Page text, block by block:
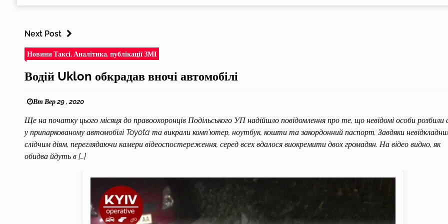
Next Post
Новини Таксі, Аналітика, публікації ЗМІ
Водій Uklon обкрадав вночі автомобілі
Вт Вер 29 , 2020
Ще на початку цього місяця до правоохоронців Подільського УП надійшло повідомлення про те, що невідомі особи розбили
у припаркованому автомобілі Toyota та викрали комп’ютер, ноутбук, кошти та закордонний паспорт. Завдяки
слідчим діям, переглядаючи камери відеоспостереження, серед всех вдалося виокремити двох громадян. На відео видно, як
обидва йдуть в […]